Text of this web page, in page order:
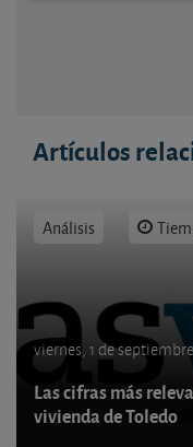
Artículos
Análisis
viernes, 1 de
Las cifras más
vivienda de Toledo